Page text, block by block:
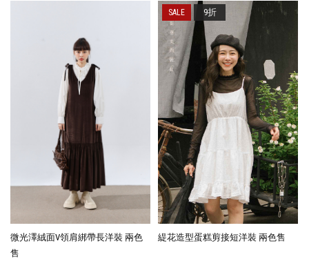
微光澤絨面V領肩綁帶長洋裝 兩色
售
緹花造型蛋糕剪接短洋裝 兩色售
9折